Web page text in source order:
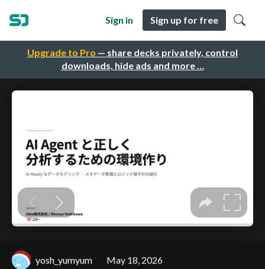
Upgrade to Pro — share decks privately, control
downloads, hide ads and more …
Sign in Sign up for free
yosh_yumyum May 18, 2026